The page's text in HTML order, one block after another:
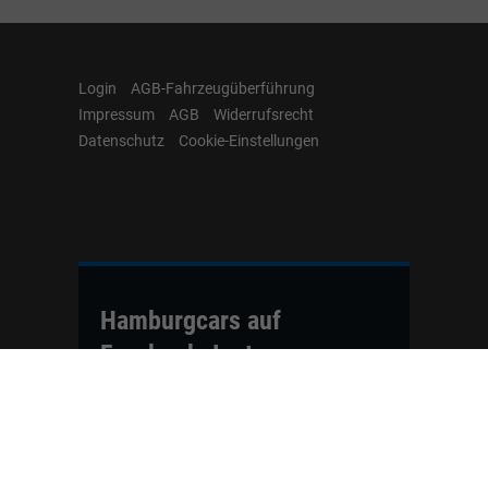
Login
AGB-Fahrzeugüberführung
Impressum
AGB
Widerrufsrecht
Datenschutz
Cookie-Einstellungen
Hamburgcars auf
Facebook, Instagram,